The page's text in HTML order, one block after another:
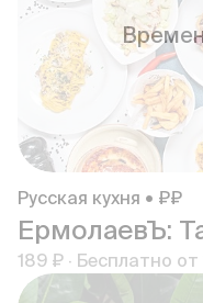
Русская кухня • ₽₽
ЕрмолаевЪ:
189 ₽ · Бесплатно от